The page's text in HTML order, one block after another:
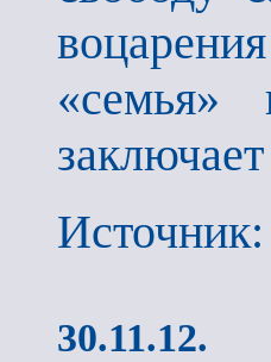
«семья»
30.11.12.